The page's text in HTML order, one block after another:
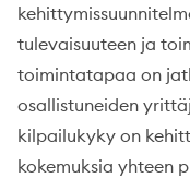
tulevaisuuteen ja
toimintatapaa on
osallistuneiden
kilpailukyky on
kokemuksia yhteen